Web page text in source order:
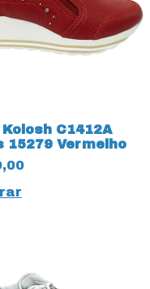
C1412A
15279 Vermelho